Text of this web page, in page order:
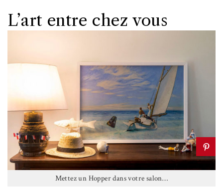
L’art entre chez vous
Mettez un Hopper dans votre salon…